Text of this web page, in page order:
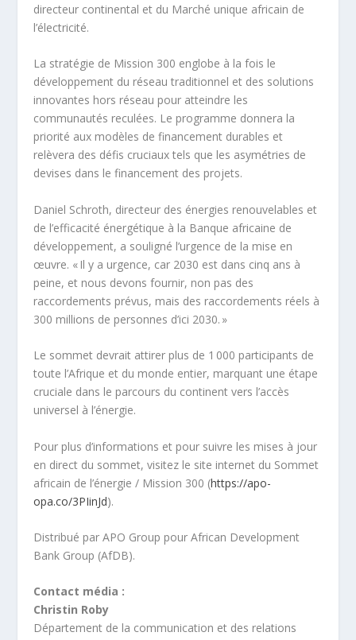
directeur continental et du Marché unique africain de
l’électricité.
La stratégie de Mission 300 englobe à la fois le
développement du réseau traditionnel et des solutions
innovantes hors réseau pour atteindre les
communautés reculées. Le programme donnera la
priorité aux modèles de financement durables et
relèvera des défis cruciaux tels que les asymétries de
devises dans le financement des projets.
Daniel Schroth, directeur des énergies renouvelables et
de l’efficacité énergétique à la Banque africaine de
développement, a souligné l’urgence de la mise en
œuvre. « Il y a urgence, car 2030 est dans cinq ans à
peine, et nous devons fournir, non pas des
raccordements prévus, mais des raccordements réels à
300 millions de personnes d’ici 2030. »
Le sommet devrait attirer plus de 1 000 participants de
toute l’Afrique et du monde entier, marquant une étape
cruciale dans le parcours du continent vers l’accès
universel à l’énergie.
Pour plus d’informations et pour suivre les mises à jour
en direct du sommet, visitez le site internet du Sommet
africain de l’énergie / Mission 300 (https://apo-
opa.co/3PIinJd).
Distribué par APO Group pour African Development
Bank Group (AfDB).
Contact média :
Christin Roby
Département de la communication et des relations